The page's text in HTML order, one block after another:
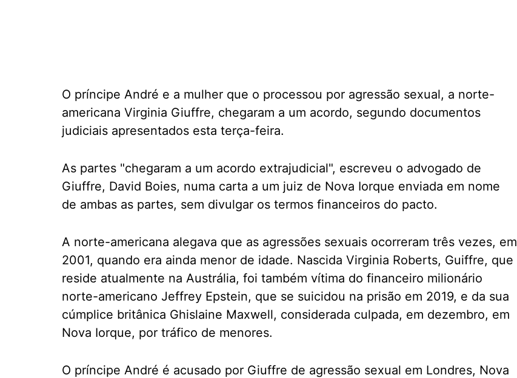
O príncipe André e a mulher que o processou por agressão sexual, a norte-
americana Virginia Giuffre, chegaram a um acordo, segundo documentos
judiciais apresentados esta terça-feira.
As partes "chegaram a um acordo extrajudicial", escreveu o advogado de
Giuffre, David Boies, numa carta a um juiz de Nova Iorque enviada em nome
de ambas as partes, sem divulgar os termos financeiros do pacto.
A norte-americana alegava que as agressões sexuais ocorreram três vezes, em
2001, quando era ainda menor de idade. Nascida Virginia Roberts, Guiffre, que
reside atualmente na Austrália, foi também vítima do financeiro milionário
norte-americano Jeffrey Epstein, que se suicidou na prisão em 2019, e da sua
cúmplice britânica Ghislaine Maxwell, considerada culpada, em dezembro, em
Nova Iorque, por tráfico de menores.
O príncipe André é acusado por Giuffre de agressão sexual em Londres, Nova